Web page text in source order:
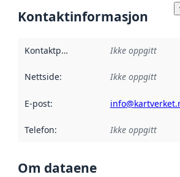
Kontaktinformasjon
Kontaktpunkt Ikke oppgitt
Nettside: Ikke oppgitt
E-post:
Telefon: Ikke oppgitt
Om dataene